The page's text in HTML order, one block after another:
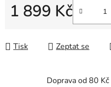
1 899 Kč
Tisk Zeptat se
Doprava od 80 Kč